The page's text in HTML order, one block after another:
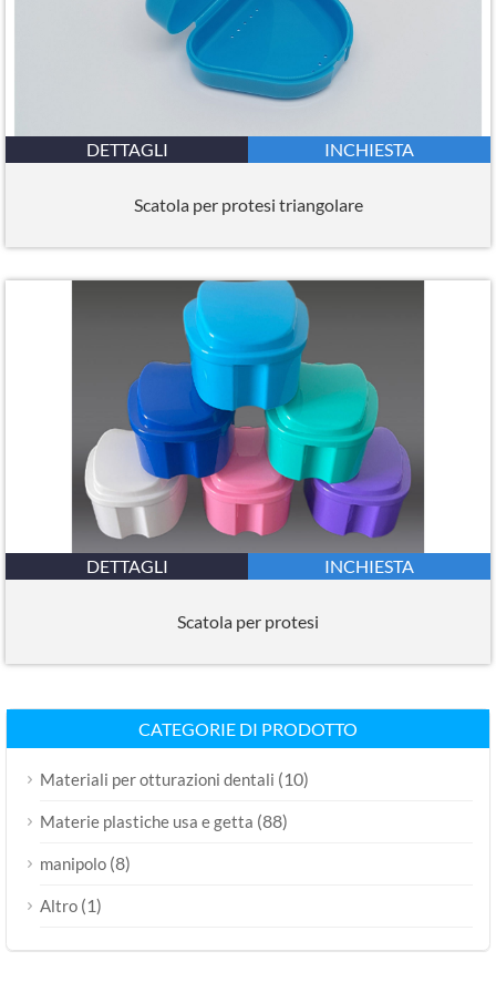
DETTAGLI INCHIESTA
Scatola per protesi triangolare
DETTAGLI INCHIESTA
Scatola per protesi
CATEGORIE DI PRODOTTO
Materiali per otturazioni dentali (10)
Materie plastiche usa e getta (88)
manipolo (8)
Altro (1)